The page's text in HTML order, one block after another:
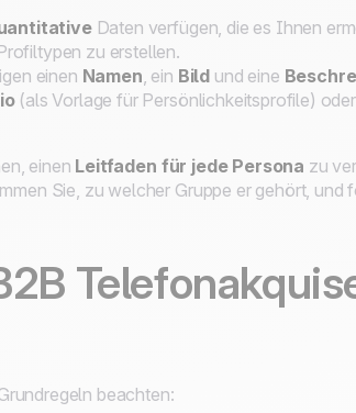
Daten verfügen, die es Ihnen
zu erstellen.
einen Namen, ein Bild und eine
(als Vorlage für Persönlichkeitsprofile) oder
einen Leitfaden für jede Persona zu
Sie, zu welcher Gruppe er gehört, und
beachten: